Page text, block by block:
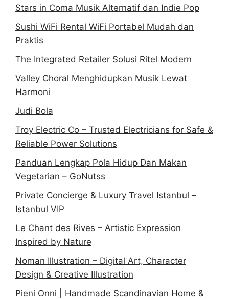
Stars in Coma Musik Alternatif dan Indie Pop
Sushi WiFi Rental WiFi Portabel Mudah dan
Praktis
The Integrated Retailer Solusi Ritel Modern
Valley Choral Menghidupkan Musik Lewat
Harmoni
Judi Bola
Troy Electric Co – Trusted Electricians for Safe &
Reliable Power Solutions
Panduan Lengkap Pola Hidup Dan Makan
Vegetarian – GoNutss
Private Concierge & Luxury Travel Istanbul –
Istanbul VIP
Le Chant des Rives – Artistic Expression
Inspired by Nature
Noman Illustration – Digital Art, Character
Design & Creative Illustration
Pieni Onni | Handmade Scandinavian Home &